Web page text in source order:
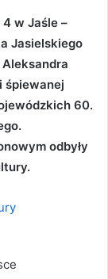
w Jaśle –
Jasielskiego
śpiewanej
60.
odbyły